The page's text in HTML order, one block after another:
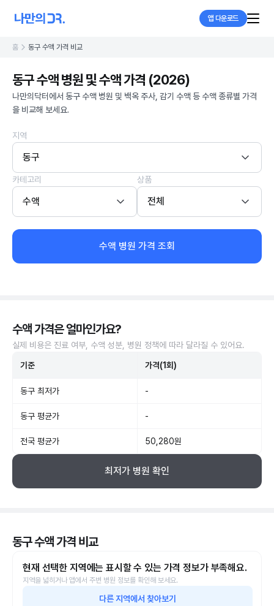
앱 다운로드
홈 동구 수액 가격 비교
동구 수액 병원 및 수액 가격 (2026)
나만의닥터에서 동구 수액 병원 및 백옥 주사, 감기 수액 등 수액 종류별 가격
을 비교해 보세요.
지역
동구
카테고리
수액
상품
전체
수액 병원 가격 조회
수액 가격은 얼마인가요?
실제 비용은 진료 여부, 수액 성분, 병원 정책에 따라 달라질 수 있어요.
기준 가격(1회)
동구 최저가 -
동구 평균가 -
전국 평균가 50,280원
최저가 병원 확인
동구 수액 가격 비교
현재 선택한 지역에는 표시할 수 있는 가격 정보가 부족해요.
지역을 넓히거나 앱에서 주변 병원 정보를 확인해 보세요.
다른 지역에서 찾아보기